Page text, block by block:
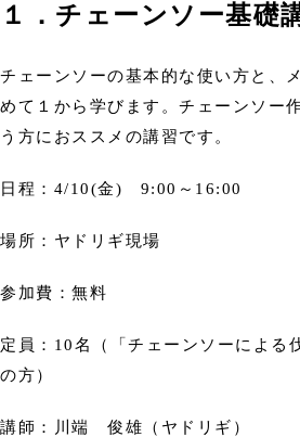
１．チェーンソー基礎
チェーンソーの基本的な使い方と、
めて１から学びます。チェーンソー
う方におススメの講習です。
日程：4/10(金) 9:00～16:00
場所：ヤドリギ現場
参加費：無料
定員：10名（「チェーンソーによる
の方）
講師：川端 俊雄（ヤドリギ）